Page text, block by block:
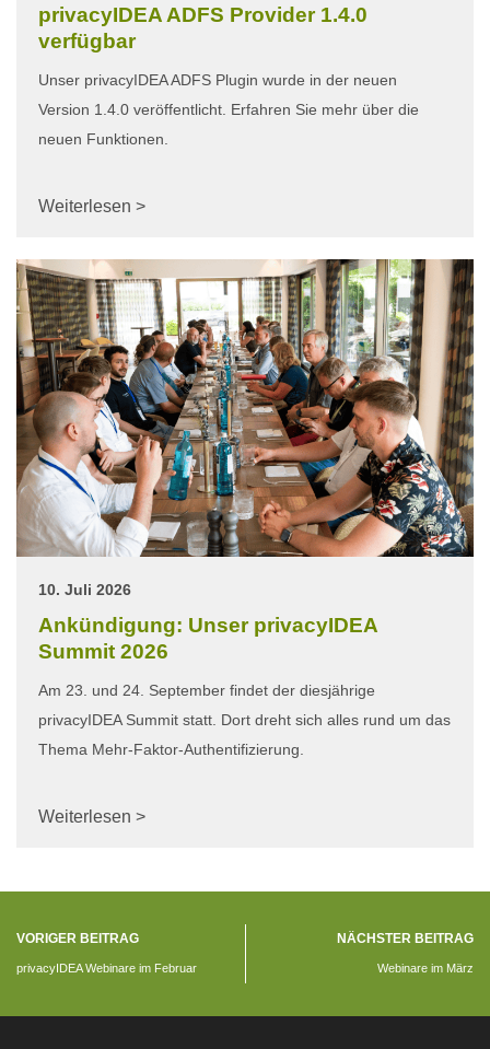
privacyIDEA ADFS Provider 1.4.0
verfügbar
Unser privacyIDEA ADFS Plugin wurde in der neuen
Version 1.4.0 veröffentlicht. Erfahren Sie mehr über die
neuen Funktionen.
Weiterlesen >
10. Juli 2026
Ankündigung: Unser privacyIDEA
Summit 2026
Am 23. und 24. September findet der diesjährige
privacyIDEA Summit statt. Dort dreht sich alles rund um das
Thema Mehr-Faktor-Authentifizierung.
Weiterlesen >
VORIGER BEITRAG
privacyIDEA Webinare im Februar
NÄCHSTER BEITRAG
Webinare im März